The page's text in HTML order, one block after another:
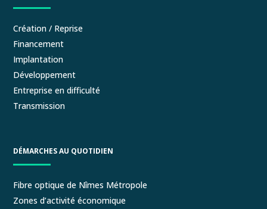
Création / Reprise
Financement
Implantation
Développement
Entreprise en difficulté
Transmission
DÉMARCHES AU QUOTIDIEN
Fibre optique de Nîmes Métropole
Zones d’activité économique